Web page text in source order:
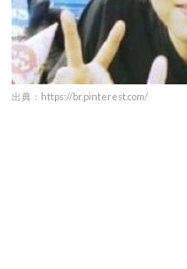
出典：https://br.pinterest.com/